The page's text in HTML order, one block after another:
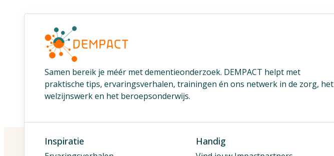
Samen bereik je méér met dementieonderzoek. DEMPACT helpt met
praktische tips, ervaringsverhalen, trainingen én ons netwerk in de zorg, het
welzijnswerk en het beroepsonderwijs.
Inspiratie Handig